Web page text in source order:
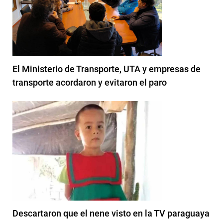
El Ministerio de Transporte, UTA y empresas de
transporte acordaron y evitaron el paro
Descartaron que el nene visto en la TV paraguaya